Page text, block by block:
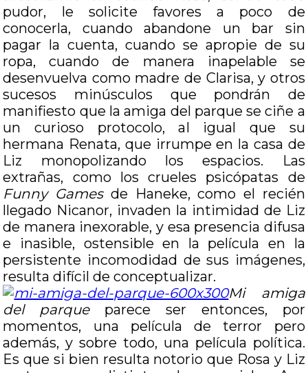
pudor, le solicite favores a poco de
conocerla, cuando abandone un bar sin
pagar la cuenta, cuando se apropie de su
ropa, cuando de manera inapelable se
desenvuelva como madre de Clarisa, y otros
sucesos minúsculos que pondrán de
manifiesto que la amiga del parque se ciñe a
un curioso protocolo, al igual que su
hermana Renata, que irrumpe en la casa de
Liz monopolizando los espacios. Las
extrañas, como los crueles psicópatas de
Funny Gamesde Haneke, como el recién
llegado Nicanor, invaden la intimidad de Liz
de manera inexorable, y esa presencia difusa
e inasible, ostensible en la película en la
persistente incomodidad de sus imágenes,
resulta difícil de conceptualizar.
Mi amiga
del parqueparece ser entonces, por
momentos, una película de terror pero
además, y sobre todo, una película política.
Es que si bien resulta notorio que Rosa y Liz